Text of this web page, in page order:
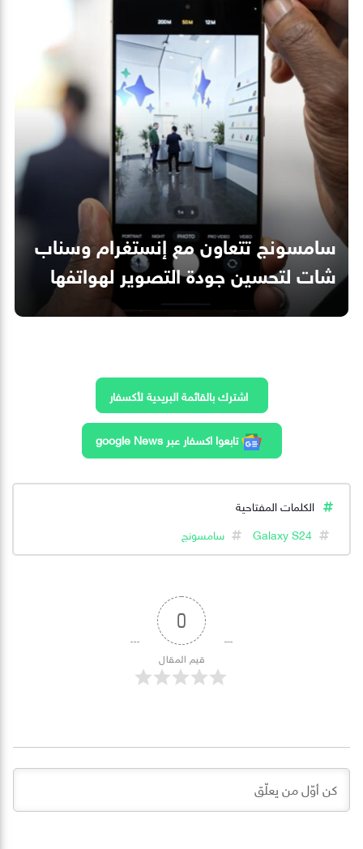
سامسونج تتعاون مع إنستغرام وسناب
شات لتحسين جودة التصوير لهواتفها
اشترك بالقائمة البريدية لأكسفار
تابعوا اكسفار عبر google News
الكلمات المفتاحية
Galaxy S24
سامسونج
0
قيم المقال